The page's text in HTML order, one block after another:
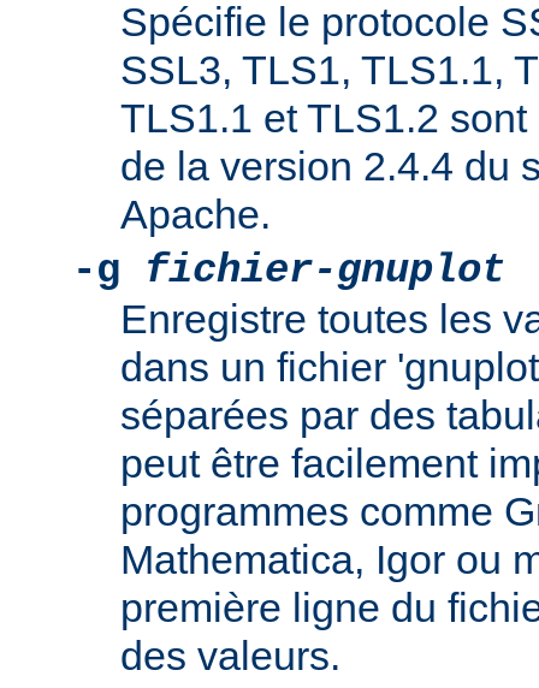
Spécifie le protocole
SSL3, TLS1, TLS1.1,
TLS1.1 et TLS1.2
de la version 2.4.4 du
Apache.
-g fichier-gnuplot
Enregistre toutes les
dans un fichier
séparées par des
peut être facilement
programmes comme
Mathematica, Igor ou
première ligne du
des valeurs.